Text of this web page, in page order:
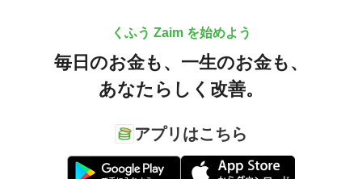
くふう Zaim を始めよう
毎日のお金も、 一生のお金も、
あなたらしく改善。
アプリはこちら